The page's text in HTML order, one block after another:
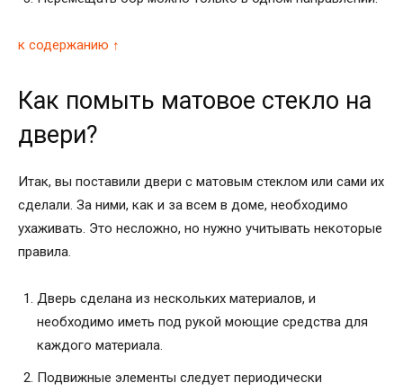
к содержанию ↑
Как помыть матовое стекло на
двери?
Итак, вы поставили двери с матовым стеклом или сами их
сделали. За ними, как и за всем в доме, необходимо
ухаживать. Это несложно, но нужно учитывать некоторые
правила.
Дверь сделана из нескольких материалов, и
необходимо иметь под рукой моющие средства для
каждого материала.
Подвижные элементы следует периодически